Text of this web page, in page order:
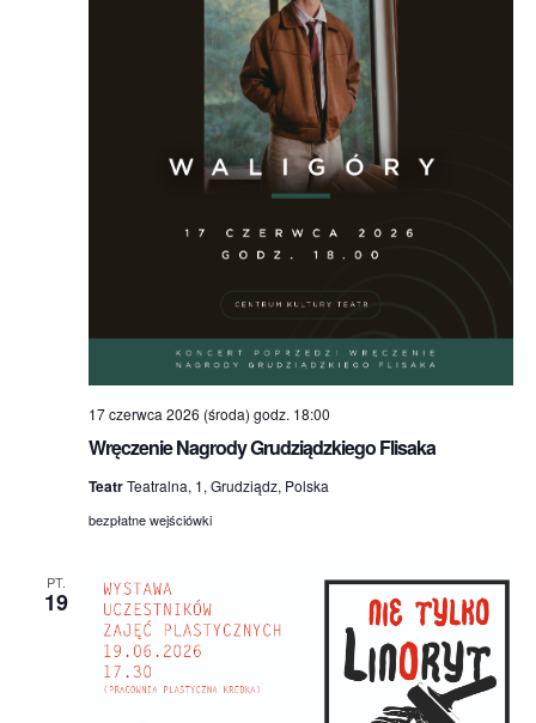
Wręczenie Nagrody Grudziądzkiego Flisaka
17 czerwca 2026 (środa) godz. 18:00
TeatrTeatralna, 1, Grudziądz, Polska
bezpłatne wejściówki
PT.
19